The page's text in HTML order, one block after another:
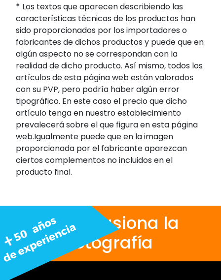
* Los textos que aparecen describiendo las
características técnicas de los productos han
sido proporcionados por los importadores o
fabricantes de dichos productos y puede que en
algún aspecto no se correspondan con la
realidad de dicho producto. Así mismo, todos los
artículos de esta página web están valorados
con su PVP, pero podría haber algún error
tipográfico. En este caso el precio que dicho
artículo tenga en nuestro establecimiento
prevalecerá sobre el que figura en esta página
web.Igualmente puede que en la imagen
proporcionada por el fabricante aparezcan
ciertos complementos no incluidos en el
producto final.
Nos apasiona la
fotografía